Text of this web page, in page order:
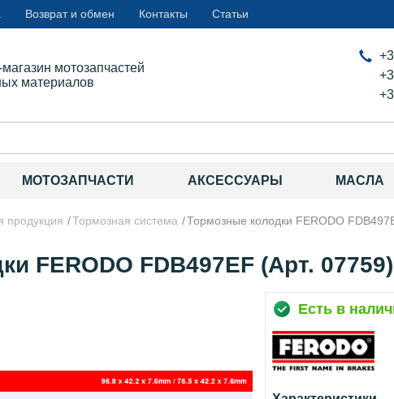
Возврат и обмен Контакты Статьи
мотозапчастей
материалов
МОТОЗАПЧАСТИ АКСЕССУАРЫ МАСЛА
продукция Тормозная система Тормозные колодки FERODO
FERODO FDB497EF (Арт. 07759)
Есть в